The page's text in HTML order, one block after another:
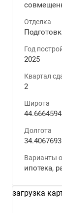
Отделка
Год
2025
Квартал
2
Широта
Долгота
Варианты
ипотека,
загрузка